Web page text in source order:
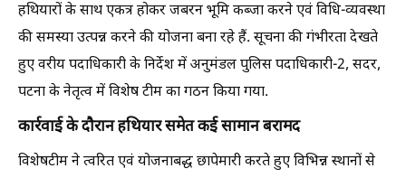
हथियारों के साथ एकत्र होकर जबरन भूमि कब्जा करने एवं विधि-व्यवस्था
की समस्या उत्पन्न करने की योजना बना रहे हैं. सूचना की गंभीरता देखते
हुए वरीय पदाधिकारी के निर्देश में अनुमंडल पुलिस पदाधिकारी-2, सदर,
पटना के नेतृत्व में विशेष टीम का गठन किया गया.
कार्रवाई के दौरान हथियार समेत कई सामान बरामद
विशेषटीम ने त्वरित एवं योजनाबद्ध छापेमारी करते हुए विभिन्न स्थानों से